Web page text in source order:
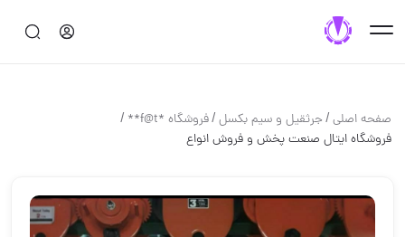
صفحه اصلی/جرثقيل و سيم بكسل/فروشگاه *f@t** /
فروشگاه ایتال صنعت پخش و فروش انواع